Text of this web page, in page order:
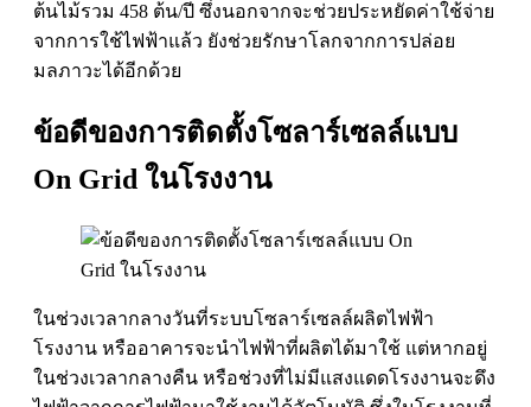
ต้นไม้รวม 458 ต้น/ปี ซึ่งนอกจากจะช่วยประหยัดค่าใช้จ่าย
จากการใช้ไฟฟ้าแล้ว ยังช่วยรักษาโลกจากการปล่อย
มลภาวะได้อีกด้วย
ข้อดีของการติดตั้งโซลาร์เซลล์แบบ
On Grid ในโรงงาน
ในช่วงเวลากลางวันที่ระบบโซลาร์เซลล์ผลิตไฟฟ้า
โรงงาน หรืออาคารจะนำไฟฟ้าที่ผลิตได้มาใช้ แต่หากอยู่
ในช่วงเวลากลางคืน หรือช่วงที่ไม่มีแสงแดดโรงงานจะดึง